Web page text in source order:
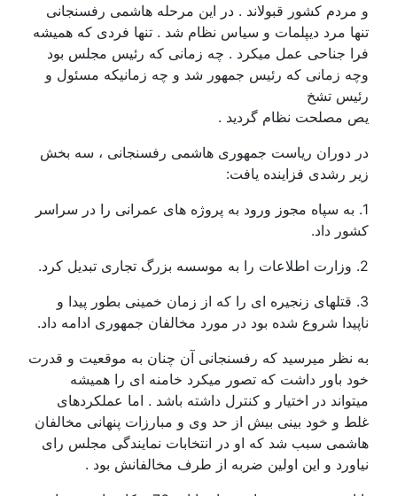
و مردم کشور قبولاند . در این مرحله هاشمی رفسنجانی
تنها مرد دیپلمات و سیاس نظام شد . تنها فردی که همیشه
فرا جناحی عمل میکرد . چه زمانی که رئیس مجلس بود
وچه زمانی که رئیس جمهور شد و چه زمانیکه مسئول و
رئیس تشخ
یص مصلحت نظام گردید .
در دوران ریاست جمهوری هاشمی رفسنجانی ، سه بخش
زیر رشدی فزاینده یافت:
1. به سپاه مجوز ورود به پروژه های عمرانی را در سراسر
کشور داد.
2. وزارت اطلاعات را به موسسه بزرگ تجاری تبدیل کرد.
3. قتلهای زنجیره ای را که از زمان خمینی بطور پیدا و
ناپیدا شروع شده بود در مورد مخالفان جمهوری ادامه داد.
به نظر میرسید که رفسنجانی آن چنان به موقعیت و قدرت
خود باور داشت که تصور میکرد خامنه ای را همیشه
میتواند در اختیار و کنترل داشته باشد . اما عملکردهای
غلط و خود بینی بیش از حد وی و مبارزات پنهانی مخالفان
هاشمی سبب شد که او در انتخابات نمایندگی مجلس رای
نیاورد و این اولین ضربه از طرف مخالفانش بود .